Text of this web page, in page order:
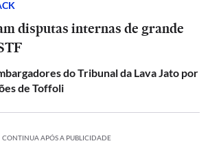
disputas internas de grande
do Tribunal da Lava Jato por
de Toffoli
CONTINUA APÓS A PUBLICIDADE